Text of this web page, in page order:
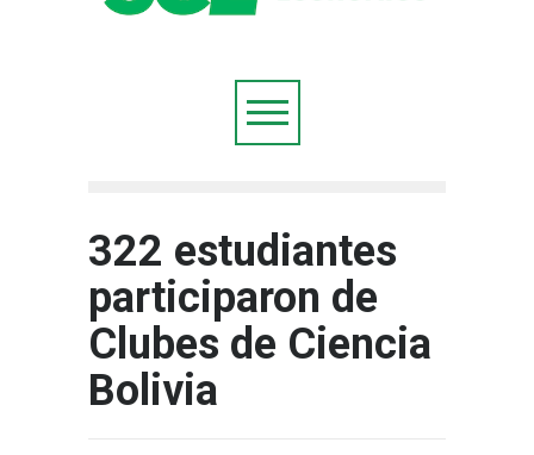
322 estudiantes
participaron de
Clubes de Ciencia
Bolivia